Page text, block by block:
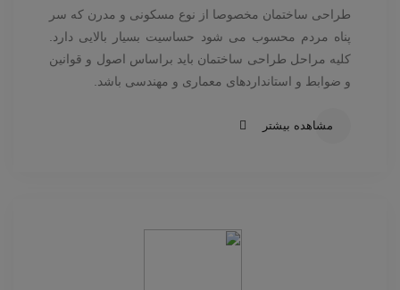
طراحی ساختمان مخصوصا از نوع مسکونی و مدرن که سر
پناه مردم محسوب می شود حساسیت بسیار بالایی دارد.
کلیه مراحل طراحی ساختمان باید براساس اصول و قوانین
و ضوابط و استانداردهای معماری و مهندسی باشد.
مشاهده بیشتر